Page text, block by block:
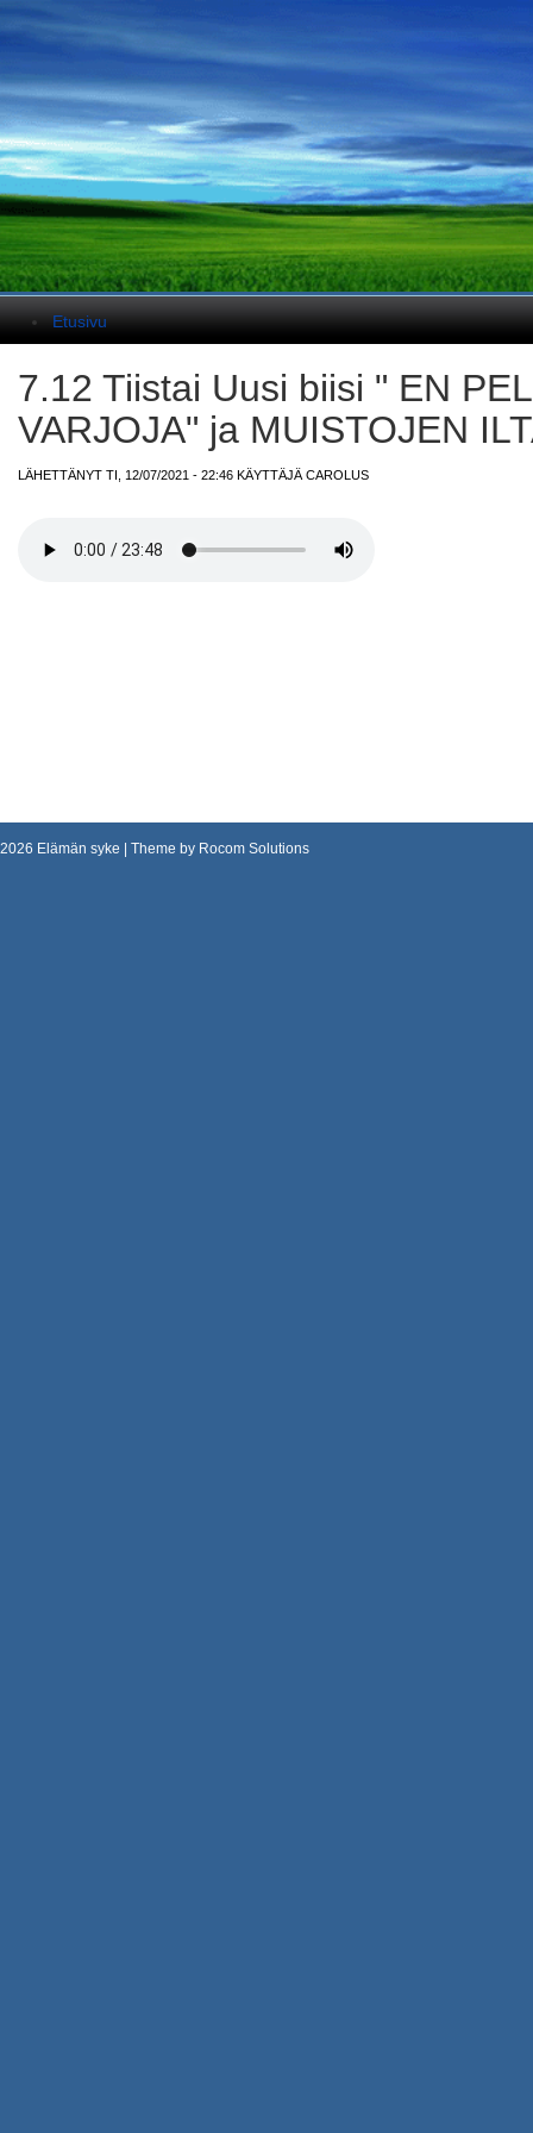
Päävalikko
Etusivu
7.12 Tiistai Uusi biisi " EN
VARJOJA" ja MUISTOJEN
LÄHETTÄNYT TI, 12/07/2021 - 22:46 KÄYTTÄJÄ CAROLUS
2026 Elämän syke | Theme by Rocom Solutions